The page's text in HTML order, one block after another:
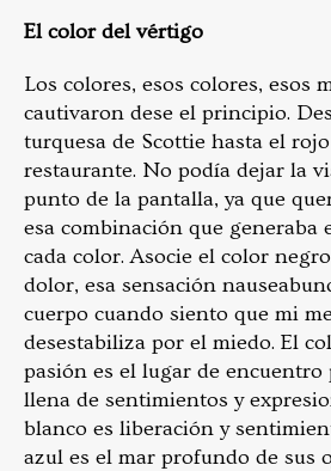
El color del vértigo
Los colores, esos colores, esos
cautivaron dese el principio.
turquesa de Scottie hasta el
restaurante. No podía dejar la
punto de la pantalla, ya que
esa combinación que generaba
cada color. Asocie el color
dolor, esa sensación
cuerpo cuando siento que mi
desestabiliza por el miedo. El
pasión es el lugar de encuentro
llena de sentimientos y
blanco es liberación y
azul es el mar profundo de sus